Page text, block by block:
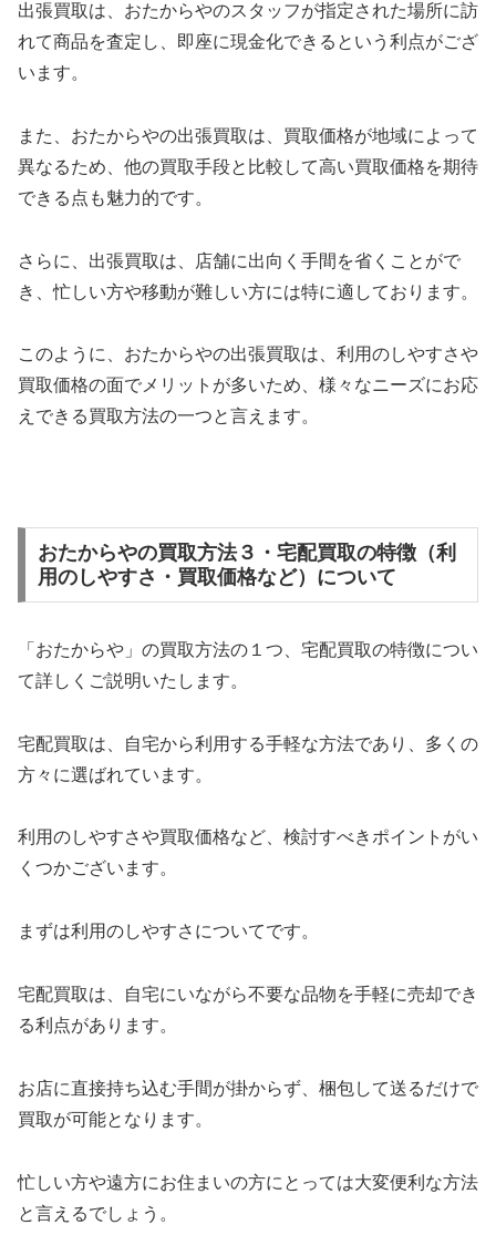
出張買取は、おたからやのスタッフが指定された場所に訪
れて商品を査定し、即座に現金化できるという利点がござ
います。
また、おたからやの出張買取は、買取価格が地域によって
異なるため、他の買取手段と比較して高い買取価格を期待
できる点も魅力的です。
さらに、出張買取は、店舗に出向く手間を省くことがで
き、忙しい方や移動が難しい方には特に適しております。
このように、おたからやの出張買取は、利用のしやすさや
買取価格の面でメリットが多いため、様々なニーズにお応
えできる買取方法の一つと言えます。
おたからやの買取方法３・宅配買取の特徴（利
用のしやすさ・買取価格など）について
「おたからや」の買取方法の１つ、宅配買取の特徴につい
て詳しくご説明いたします。
宅配買取は、自宅から利用する手軽な方法であり、多くの
方々に選ばれています。
利用のしやすさや買取価格など、検討すべきポイントがい
くつかございます。
まずは利用のしやすさについてです。
宅配買取は、自宅にいながら不要な品物を手軽に売却でき
る利点があります。
お店に直接持ち込む手間が掛からず、梱包して送るだけで
買取が可能となります。
忙しい方や遠方にお住まいの方にとっては大変便利な方法
と言えるでしょう。